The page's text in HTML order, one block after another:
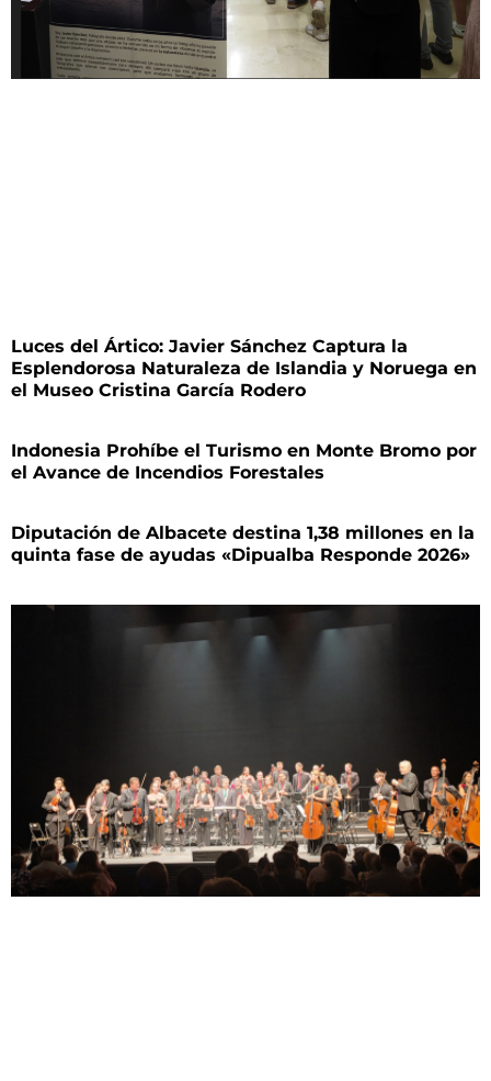
Luces del Ártico: Javier Sánchez Captura la
Esplendorosa Naturaleza de Islandia y Noruega en
el Museo Cristina García Rodero
Indonesia Prohíbe el Turismo en Monte Bromo por
el Avance de Incendios Forestales
Diputación de Albacete destina 1,38 millones en la
quinta fase de ayudas «Dipualba Responde 2026»